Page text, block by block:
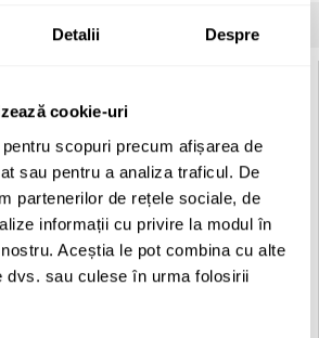
Detalii Despre
cookie-uri
scopuri precum afișarea de
sau pentru a analiza traficul. De
partenerilor de rețele sociale, de
informații cu privire la modul în
Aceștia le pot combina cu alte
dvs. sau culese în urma folosirii
COMENTARII CLIENTI (
tipPene de chitara DAVA Pick